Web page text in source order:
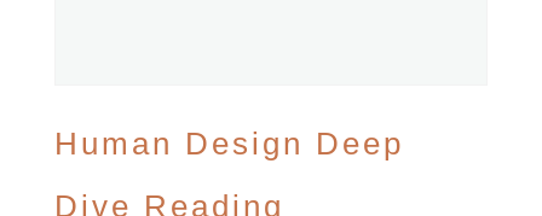
Human Design Deep
Dive Reading